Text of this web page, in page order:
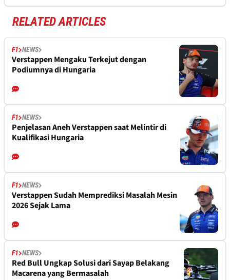
RELATED ARTICLES
F1 NEWS
Verstappen Mengaku Terkejut dengan
Podiumnya di Hungaria
F1 NEWS
Penjelasan Aneh Verstappen saat Melintir di
Kualifikasi Hungaria
F1 NEWS
Verstappen Sudah Memprediksi Masalah Mesin
2026 Sejak Lama
F1 NEWS
Red Bull Ungkap Solusi dari Sayap Belakang
Macarena yang Bermasalah